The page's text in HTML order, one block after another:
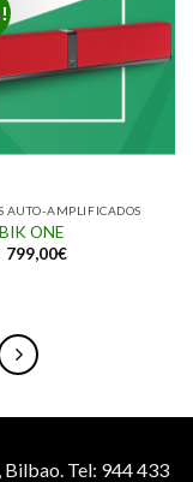
AUTO-AMPLIFICADOS
ONE
799,00€
Bilbao. Tel: 944 433